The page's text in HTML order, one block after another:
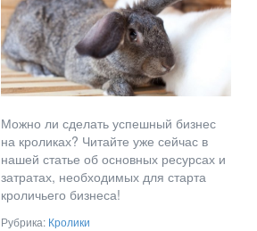
Можно ли сделать успешный бизнес
на кроликах? Читайте уже сейчас в
нашей статье об основных ресурсах и
затратах, необходимых для старта
кроличьего бизнеса!
Рубрика: Кролики